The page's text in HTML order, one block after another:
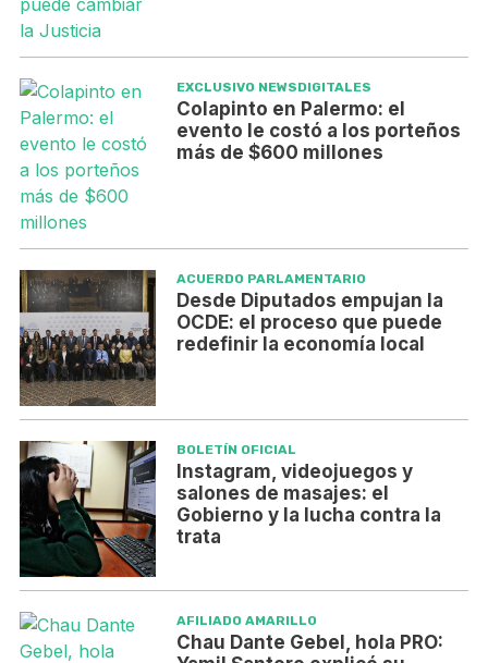
EXCLUSIVO NEWSDIGITALES
Colapinto en Palermo: el
evento le costó a los porteños
más de $600 millones
ACUERDO PARLAMENTARIO
Desde Diputados empujan la
OCDE: el proceso que puede
redefinir la economía local
BOLETÍN OFICIAL
Instagram, videojuegos y
salones de masajes: el
Gobierno y la lucha contra la
trata
AFILIADO AMARILLO
Chau Dante Gebel, hola PRO: